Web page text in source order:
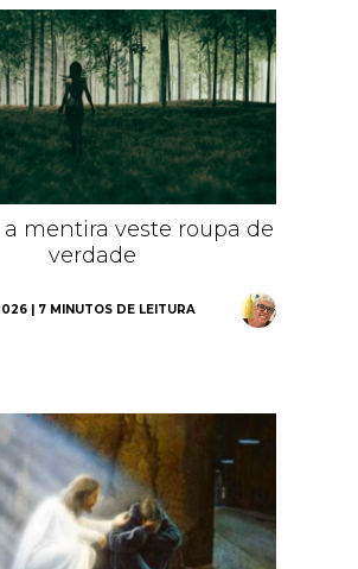
mentira veste roupa de
verdade
| 7 MINUTOS DE LEITURA